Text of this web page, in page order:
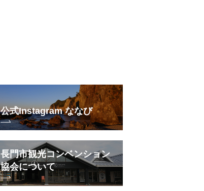
公式Instagram ななび
長門市観光コンベンション
協会について